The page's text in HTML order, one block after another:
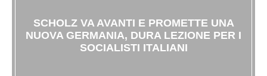
SCHOLZ VA AVANTI E PROMETTE UNA
NUOVA GERMANIA, DURA LEZIONE PER I
SOCIALISTI ITALIANI